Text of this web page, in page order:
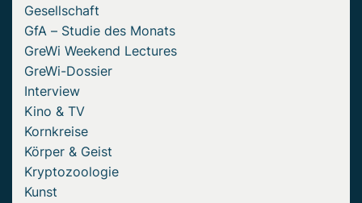
Gesellschaft
GfA – Studie des Monats
GreWi Weekend Lectures
GreWi-Dossier
Interview
Kino & TV
Kornkreise
Körper & Geist
Kryptozoologie
Kunst